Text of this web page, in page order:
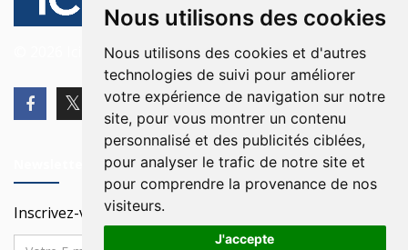
Nous utilisons des cookies
Nous utilisons des cookies et d'autres
technologies de suivi pour améliorer
votre expérience de navigation sur notre
site, pour vous montrer un contenu
personnalisé et des publicités ciblées,
pour analyser le trafic de notre site et
pour comprendre la provenance de nos
visiteurs.
J'accepte
© 2026 Ici Beyrouth. Tous les droits sont réservés.
Inscrivez-vous à notre Newsletter